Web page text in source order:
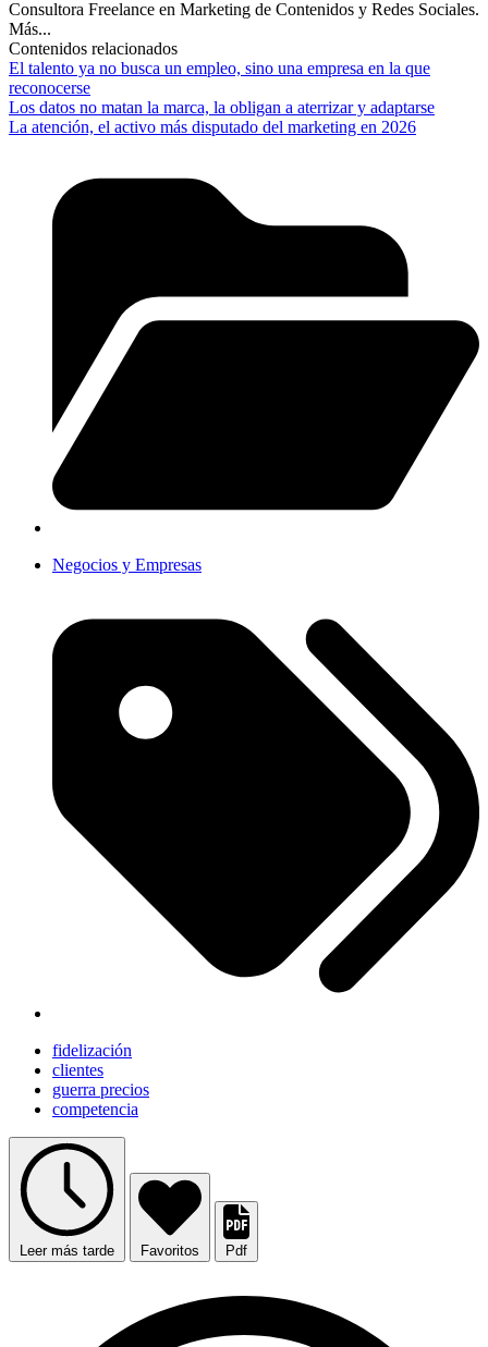
Consultora Freelance en Marketing de Contenidos y Redes Sociales.
Más...
Contenidos relacionados
El talento ya no busca un empleo, sino una empresa en la que
reconocerse
Los datos no matan la marca, la obligan a aterrizar y adaptarse
La atención, el activo más disputado del marketing en 2026
Negocios y Empresas
fidelización
clientes
guerra precios
competencia
Leer más tarde Favoritos Pdf